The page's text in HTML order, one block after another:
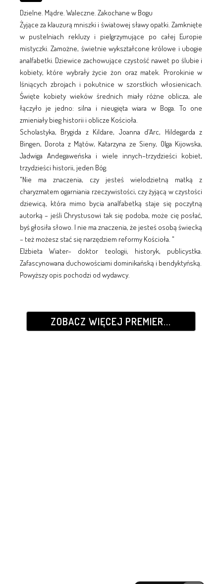
Dzielne. Mądre. Waleczne. Zakochane w Bogu
Żyjące za klauzurą mniszki i światowej sławy opatki. Zamknięte
w pustelniach rekluzy i pielgrzymujące po całej Europie
mistyczki. Zamożne, świetnie wykształcone królowe i ubogie
analfabetki. Dziewice zachowujące czystość nawet po ślubie i
kobiety, które wybrały życie żon oraz matek. Prorokinie w
lśniących zbrojach i pokutnice w szorstkich włosienicach.
Święte kobiety wieków średnich miały różne oblicza, ale
łączyło je jedno: silna i nieugięta wiara w Boga. To one
zmieniały bieg historii i oblicze Kościoła.
Scholastyka, Brygida z Kildare, Joanna d'Arc, Hildegarda z
Bingen, Dorota z Mątów, Katarzyna ze Sieny, Olga Kijowska,
Jadwiga Andegaweńska i wiele innych–trzydzieści kobiet,
trzydzieści historii, jeden Bóg.
"Nie ma znaczenia, czy jesteś wielodzietną matką z
charyzmatem ogarniania rzeczywistości, czy żyjącą w czystości
dziewicą, która mimo bycia analfabetką staje się poczytną
autorką – jeśli Chrystusowi tak się podoba, może cię posłać,
byś głosiła słowo. I nie ma znaczenia, że jesteś osobą świecką
– też możesz stać się narzędziem reformy Kościoła. "
Elżbieta Wiater– doktor teologii, historyk, publicystka.
Zafascynowana duchowościami dominikańską i bendyktyńską.
Powyższy opis pochodzi od wydawcy.
ZOBACZ WIĘCEJ PREMIER...